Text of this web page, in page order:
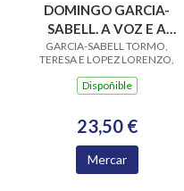
DOMINGO GARCIA-
SABELL. A VOZ E A
PALABRA
GARCIA-SABELL TORMO,
TERESA E LOPEZ LORENZO,
Dispoñible
23,50 €
Mercar